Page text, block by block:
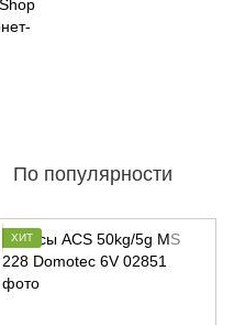
По популярности
ХИТ